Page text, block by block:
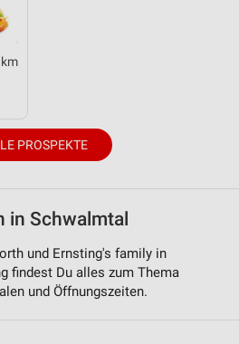
PROSPEKTE
in Schwalmtal
und Ernsting's family in
findest Du alles zum Thema
und Öffnungszeiten.